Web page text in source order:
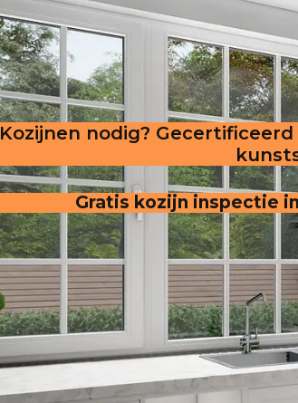
Kozijnen nodig?
Gratis kozijn inspectie